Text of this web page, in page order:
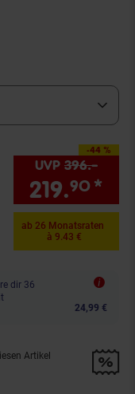
-44 %
Sie Sparen 44 Prozent,
UVP 396.–UVP
219.90 *
ab 26 Monatsraten
à 9.43 €
dir 36
24,99 €
auf diesen Artikel
Artikel